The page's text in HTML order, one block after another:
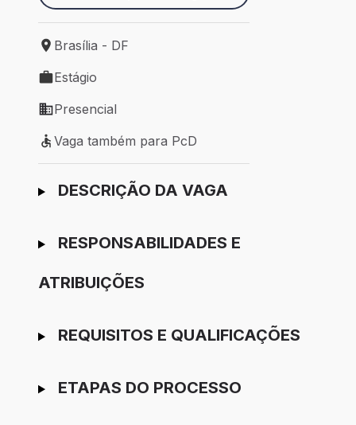
Local de trabalho: Brasília - DF
Brasília - DF
Tipo de vaga: Estágio
Estágio
Modelo de trabalho: Presencial
Presencial
Vaga também para PcD
Vaga também para PcD
Ir para candidatura
DESCRIÇÃO DA VAGA
RESPONSABILIDADES E
ATRIBUIÇÕES
REQUISITOS E QUALIFICAÇÕES
ETAPAS DO PROCESSO